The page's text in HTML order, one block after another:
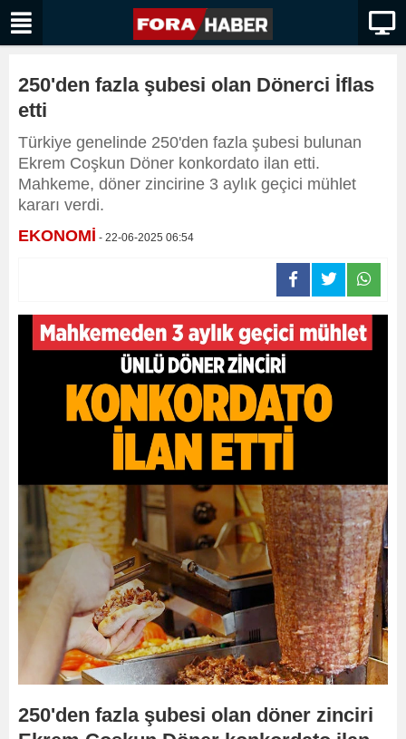
250'den fazla şubesi olan Dönerci İflas
etti
Türkiye genelinde 250'den fazla şubesi bulunan
Ekrem Coşkun Döner konkordato ilan etti.
Mahkeme, döner zincirine 3 aylık geçici mühlet
kararı verdi.
EKONOMİ - 22-06-2025 06:54
250'den fazla şubesi olan döner zinciri